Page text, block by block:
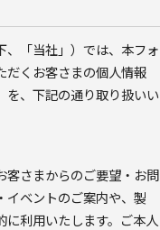
「当社」）では、本フォ
だくお客さまの個人情報
を、下記の通り取り扱いい
客さまからのご要望・お問
イベントのご案内や、製
利用いたします。ご本人